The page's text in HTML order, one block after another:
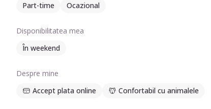
Part-time
Ocazional
Disponibilitatea mea
În weekend
Despre mine
Accept plata online
Confortabil cu animalele